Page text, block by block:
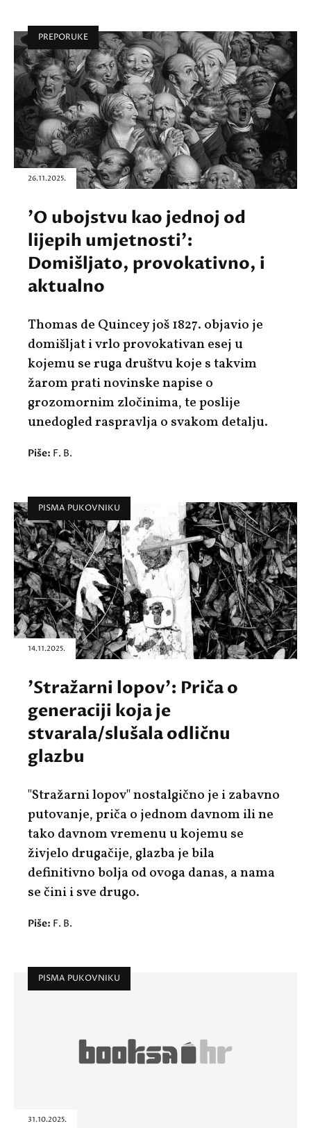
PREPORUKE
26.11.2025.
'O ubojstvu kao jednoj od
lijepih umjetnosti':
Domišljato, provokativno, i
aktualno
Thomas de Quincey još 1827. objavio je
domišljat i vrlo provokativan esej u
kojemu se ruga društvu koje s takvim
žarom prati novinske napise o
grozomornim zločinima, te poslije
unedogled raspravlja o svakom detalju.
Piše: F. B.
PISMA PUKOVNIKU
14.11.2025.
'Stražarni lopov': Priča o
generaciji koja je
stvarala/slušala odličnu
glazbu
"Stražarni lopov" nostalgično je i zabavno
putovanje, priča o jednom davnom ili ne
tako davnom vremenu u kojemu se
živjelo drugačije, glazba je bila
definitivno bolja od ovoga danas, a nama
se čini i sve drugo.
Piše: F. B.
PISMA PUKOVNIKU
31.10.2025.